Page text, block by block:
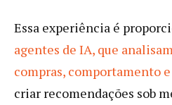
Essa experiência é
agentes de IA, que
compras, comportamento
criar recomendações sob